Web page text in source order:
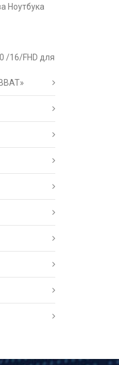
Ноутбука
/16/FHD для